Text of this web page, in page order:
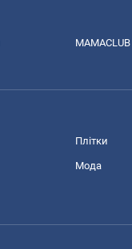
MAMACLUB
Плітки
Мода